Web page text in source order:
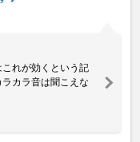
れが効くという記
カラ音は聞こえな